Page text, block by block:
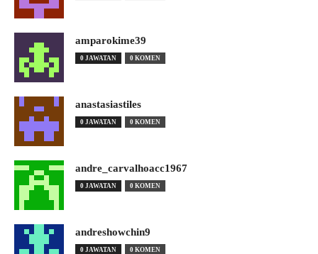
amparokime39
0 JAWATAN 0 KOMEN
anastasiastiles
0 JAWATAN 0 KOMEN
andre_carvalhoacc1967
0 JAWATAN 0 KOMEN
andreshowchin9
0 JAWATAN 0 KOMEN